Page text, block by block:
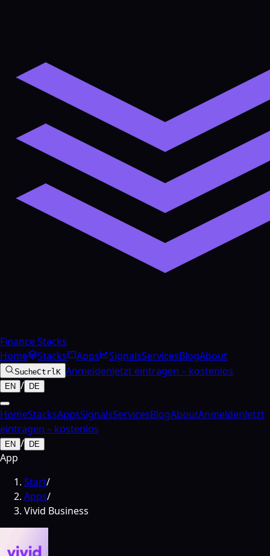
Finance Stacks
Home
Stacks Apps SignalsServicesBlogAbout
SucheCtrlK AnmeldenJetzt eintragen – kostenlos
EN / DE
HomeStacksAppsSignalsServicesBlogAboutAnmeldenJetzt
eintragen – kostenlos
EN / DE
App
Start/
Apps/
Vivid Business